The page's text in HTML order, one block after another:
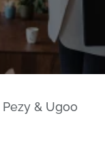
& Ugoo